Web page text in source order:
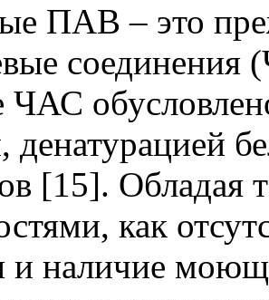
ПАВ – это
соединения
ЧАС
денатурацией
[15]. Обладая
как
и наличие